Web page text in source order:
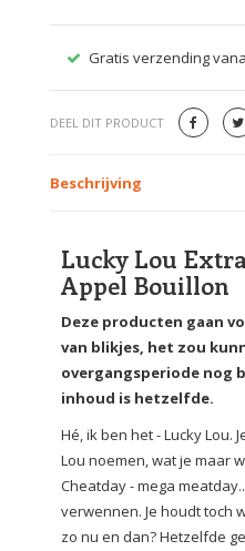
Gratis verzending
DEEL DIT PRODUCT
Beschrijving
Lucky Lou
Appel Bouillon
Deze producten gaan
van blikjes, het zou
overgangsperiode nog
inhoud is hetzelfde.
Hé, ik ben het - Lucky Lou.
Lou noemen, wat je maar
Cheatday - mega
verwennen. Je houdt toch
zo nu en dan? Hetzelfde